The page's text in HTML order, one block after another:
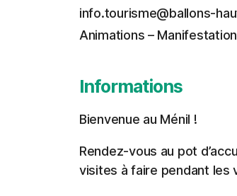
info.tourisme@ballons-
Animations –
Informations
Bienvenue au Ménil !
Rendez-vous au pot
visites à faire pendant les